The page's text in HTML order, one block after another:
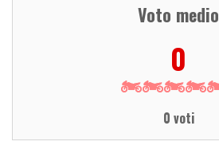
Voto medio
0
0 voti